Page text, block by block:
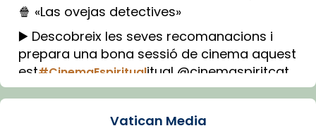
🍿 «Las ovejas detectives»
▶️ Descobreix les seves recomanacions i
prepara una bona sessió de cinema aquest
est#CinemaEspiritualitual @cinemaspiritcat
Imatge: Generada amb IA (OpenAI)
Vatican Media